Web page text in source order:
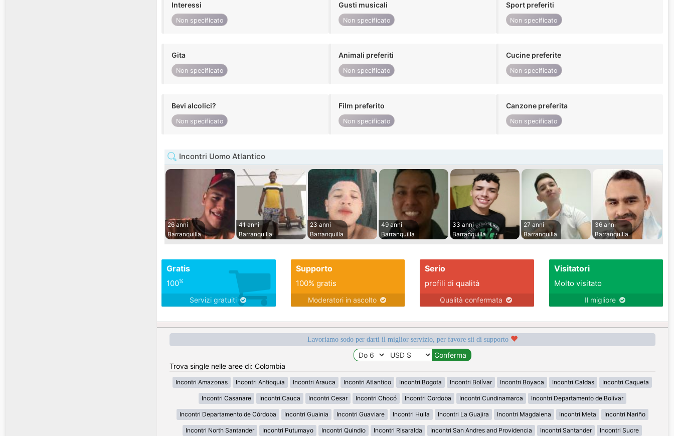
Interessi
Non specificato
Gusti musicali
Non specificato
Sport preferiti
Non specificato
Gita
Non specificato
Animali preferiti
Non specificato
Cucine preferite
Non specificato
Bevi alcolici?
Non specificato
Film preferito
Non specificato
Canzone preferita
Non specificato
Incontri Uomo Atlantico
26 anni
Barranquilla
41 anni
Barranquilla
23 anni
Barranquilla
49 anni
Barranquilla
33 anni
Barranquilla
27 anni
Barranquilla
36 anni
Barranquilla
Gratis
100%
Servizi gratuiti
Supporto
100% gratis
Moderatori in ascolto
Serio
profili di qualità
Qualità confermata
Visitatori
Molto visitato
Il migliore
Lavoriamo sodo per darti il miglior servizio, per favore sii di supporto
Trova single nelle aree di: Colombia
Incontri Amazonas Incontri Antioquia Incontri Arauca Incontri Atlantico Incontri Bogota Incontri Bolívar Incontri Boyaca Incontri Caldas Incontri Caqueta
Incontri Casanare Incontri Cauca Incontri Cesar Incontri Chocó Incontri Cordoba Incontri Cundinamarca Incontri Departamento de Bolívar
Incontri Departamento de Córdoba Incontri Guainia Incontri Guaviare Incontri Huila Incontri La Guajira Incontri Magdalena Incontri Meta Incontri Nariño
Incontri North Santander Incontri Putumayo Incontri Quindio Incontri Risaralda Incontri San Andres and Providencia Incontri Santander Incontri Sucre